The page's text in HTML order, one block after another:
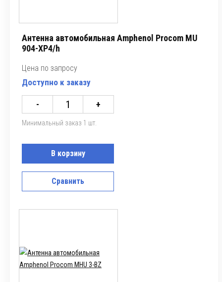
Антенна автомобильная Amphenol Procom MU
904-XP4/h
Цена по запросу
Доступно к заказу
- +
Минимальный заказ 1 шт.
В корзину
Сравнить